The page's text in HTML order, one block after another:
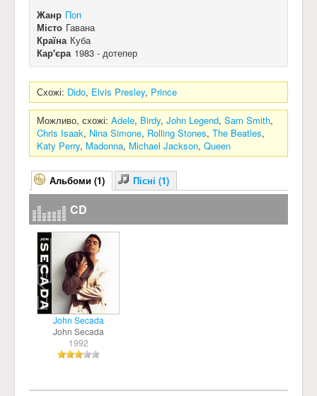
Жанр Поп
Місто Гавана
Країна Куба
Кар'єра 1983 - дотепер
Схожі: Dido, Elvis Presley, Prince
Можливо, схожі: Adele, Birdy, John Legend, Sam Smith,
Chris Isaak, Nina Simone, Rolling Stones, The Beatles,
Katy Perry, Madonna, Michael Jackson, Queen
Альбоми (1) Пісні (1)
CD
John Secada
John Secada
1992